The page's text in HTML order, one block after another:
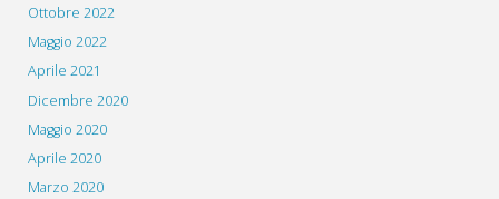
Ottobre 2022
Maggio 2022
Aprile 2021
Dicembre 2020
Maggio 2020
Aprile 2020
Marzo 2020